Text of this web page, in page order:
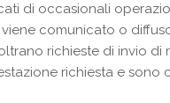
di occasionali
comunicato o
richieste di invio
richiesta e